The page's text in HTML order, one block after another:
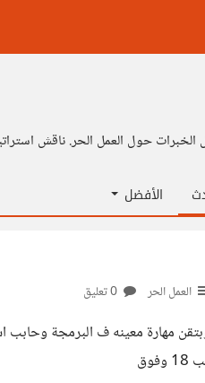
الخبرات حول العمل الحر. ناقش
الأفضل
العمل الحر
انا طالب تحت سن 18 وبتقن مهارة معينه